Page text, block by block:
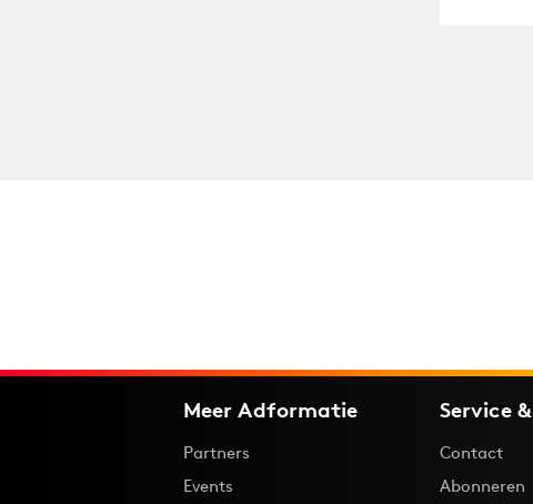
Meer Adformatie
Partners
Events
Service
Contact
Abonneren